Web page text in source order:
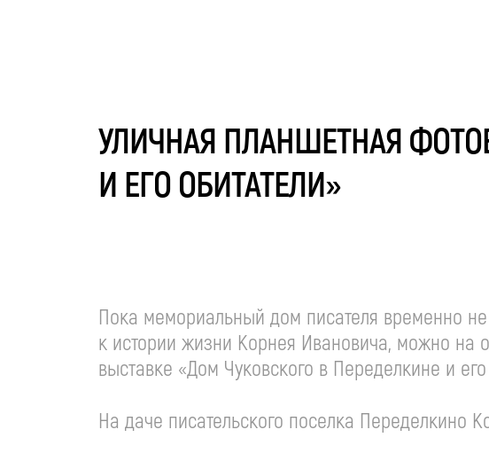
УЛИЧНАЯ ПЛАНШЕТНАЯ
И ЕГО ОБИТАТЕЛИ»
Пока мемориальный дом писателя временно не
к истории жизни Корнея Ивановича, можно на
выставке «Дом Чуковского в Переделкине и его
На даче писательского поселка Переделкино